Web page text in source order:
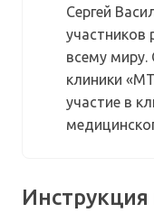
Сергей
участников
всему миру.
клиники
участие в